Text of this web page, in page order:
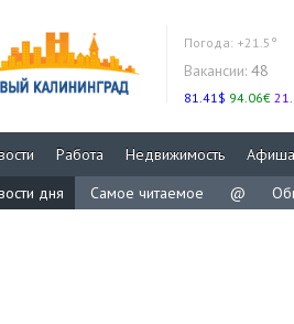
Погода: +21.5°
Вакансии: 48
81.41$ 94.06€
Работа Недвижимость Афиша
дня
Самое читаемое @